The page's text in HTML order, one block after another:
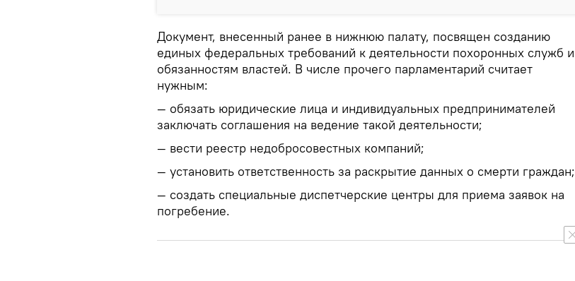
Документ, внесенный ранее в нижнюю палату, посвящен созданию
единых федеральных требований к деятельности похоронных служб и
обязанностям властей. В числе прочего парламентарий считает
нужным:
— обязать юридические лица и индивидуальных предпринимателей
заключать соглашения на ведение такой деятельности;
— вести реестр недобросовестных компаний;
— установить ответственность за раскрытие данных о смерти граждан;
— создать специальные диспетчерские центры для приема заявок на
погребение.